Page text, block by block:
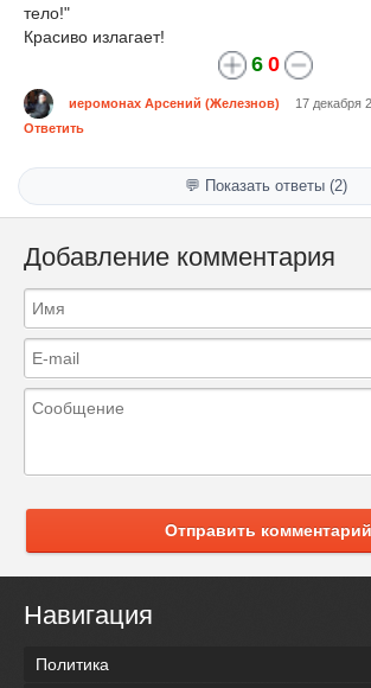
тело!"
Красиво излагает!
6 0
иеромонах Арсений (Железнов)
17 декабря
Ответить
💬 Показать ответы (2)
Добавление комментария
Отправить комментарий
Навигация
Политика